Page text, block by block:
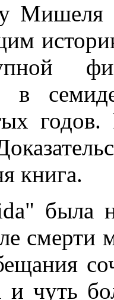
Мишеля
в
книга.
была
смерти
и чуть